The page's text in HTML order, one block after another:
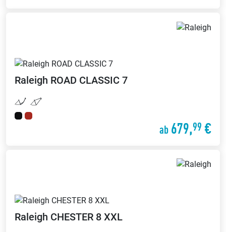
Raleigh ROAD CLASSIC 7
ab 679,99 €
Raleigh CHESTER 8 XXL